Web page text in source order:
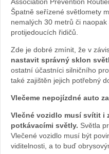
Špatně seřízené světlomety
nemalých 30 metrů či
protijedoucích řidičů.
Zde je dobré zmínit, že v
nastavit správný sklon
ostatní účastníci silničního
také zajištěn jejich potřebný
Vlečeme nepojízdné auto
Vlečné vozidlo musí svítit i
potkávacími světly. Světla
Vlečené vozidlo musí být
viditelnosti, a to buď